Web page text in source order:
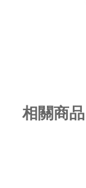
相關商品